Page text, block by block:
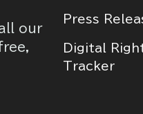
our
Press
Digital
Tracker